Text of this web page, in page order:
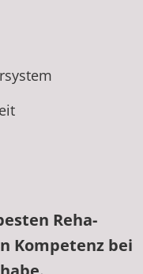
Reha-
Kompetenz bei